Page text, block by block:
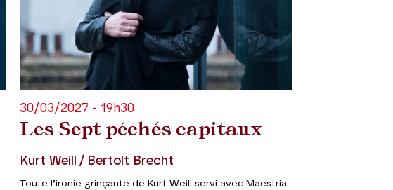
Les Sept péchés capitaux
30/03/2027 - 19h30
Kurt Weill / Bertolt Brecht
Toute l’ironie grinçante de Kurt Weill servi avec Maestria